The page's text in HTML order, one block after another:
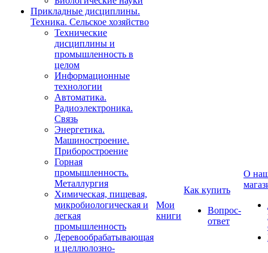
Прикладные дисциплины.
Техника. Сельское хозяйство
Технические
дисциплины и
промышленность в
целом
Информационные
технологии
Автоматика.
Радиоэлектроника.
Связь
Энергетика.
Машиностроение.
Приборостроение
Горная
промышленность.
Металлургия
Химическая, пищевая,
микробиологическая и
легкая
промышленность
Деревообрабатывающая
и целлюлозно-
Мои
книги
Как купить
Вопрос-
ответ
О